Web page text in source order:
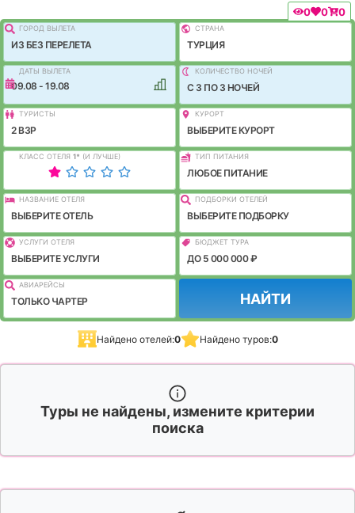
0 0 0
ГОРОД ВЫЛEТА
ИЗ БЕЗ ПЕРЕЛЕТА
СТРАНА
ТУРЦИЯ
ДАТЫ ВЫЛЕТА
09.08 - 19.08
КОЛИЧЕСТВО НОЧЕЙ
C 3 ПО 3 НОЧЕЙ
ТУРИСТЫ
2 ВЗР
КУРОРТ
ВЫБЕРИТЕ КУРОРТ
КЛАСС ОТЕЛЯ 1* (И ЛУЧШЕ) ТИП ПИТАНИЯ
ЛЮБОЕ ПИТАНИЕ
НАЗВАНИЕ ОТЕЛЯ
ВЫБЕРИТЕ ОТЕЛЬ
ПОДБОРКИ ОТЕЛЕЙ
ВЫБЕРИТЕ ПОДБОРКУ
УСЛУГИ ОТЕЛЯ
ВЫБЕРИТЕ УСЛУГИ
БЮДЖЕТ ТУРА
ДО 5 000 000 ₽
АВИАРЕЙСЫ
ТОЛЬКО ЧАРТЕР НАЙТИ
Найдено отелей:0 Найдено туров:0
Туры не найдены, измените критерии
поиска